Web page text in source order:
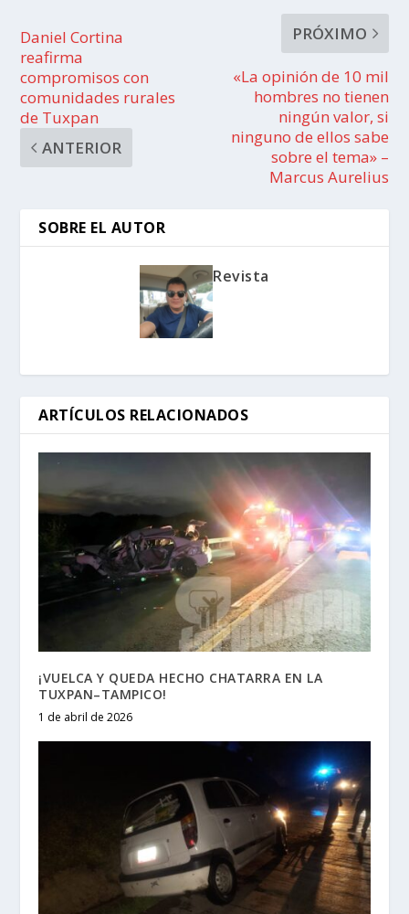
Daniel Cortina
reafirma
compromisos con
comunidades rurales
de Tuxpan
ANTERIOR
PRÓXIMO
«La opinión de 10 mil
hombres no tienen
ningún valor, si
ninguno de ellos sabe
sobre el tema» –
Marcus Aurelius
SOBRE EL AUTOR
Revista
ARTÍCULOS RELACIONADOS
¡VUELCA Y QUEDA HECHO CHATARRA EN LA
TUXPAN–TAMPICO!
1 de abril de 2026